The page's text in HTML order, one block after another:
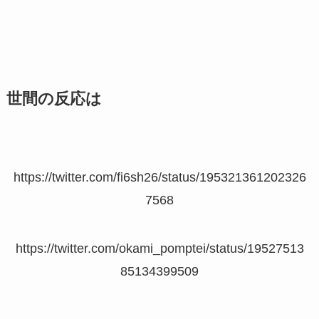
世間の反応は
https://twitter.com/fi6sh26/status/195321361202326
7568
https://twitter.com/okami_pomptei/status/19527513
85134399509